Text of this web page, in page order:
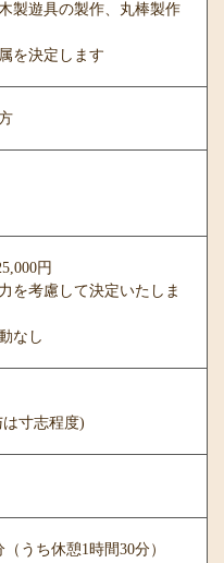
製遊具の製作、丸棒製作
を決定します
円
を考慮して決定いたしま
なし
寸志程度)
うち休憩1時間30分）